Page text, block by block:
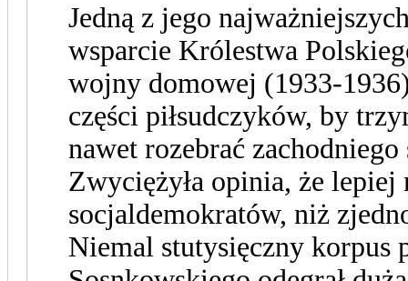
Jedną z jego
wsparcie Królestwa
wojny domowej (1933-
części piłsudczyków, by
nawet rozebrać
Zwyciężyła opinia, że
socjaldemokratów, niż
Niemal stutysięczny korpus